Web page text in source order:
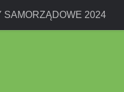
SAMORZĄDOWE 2024